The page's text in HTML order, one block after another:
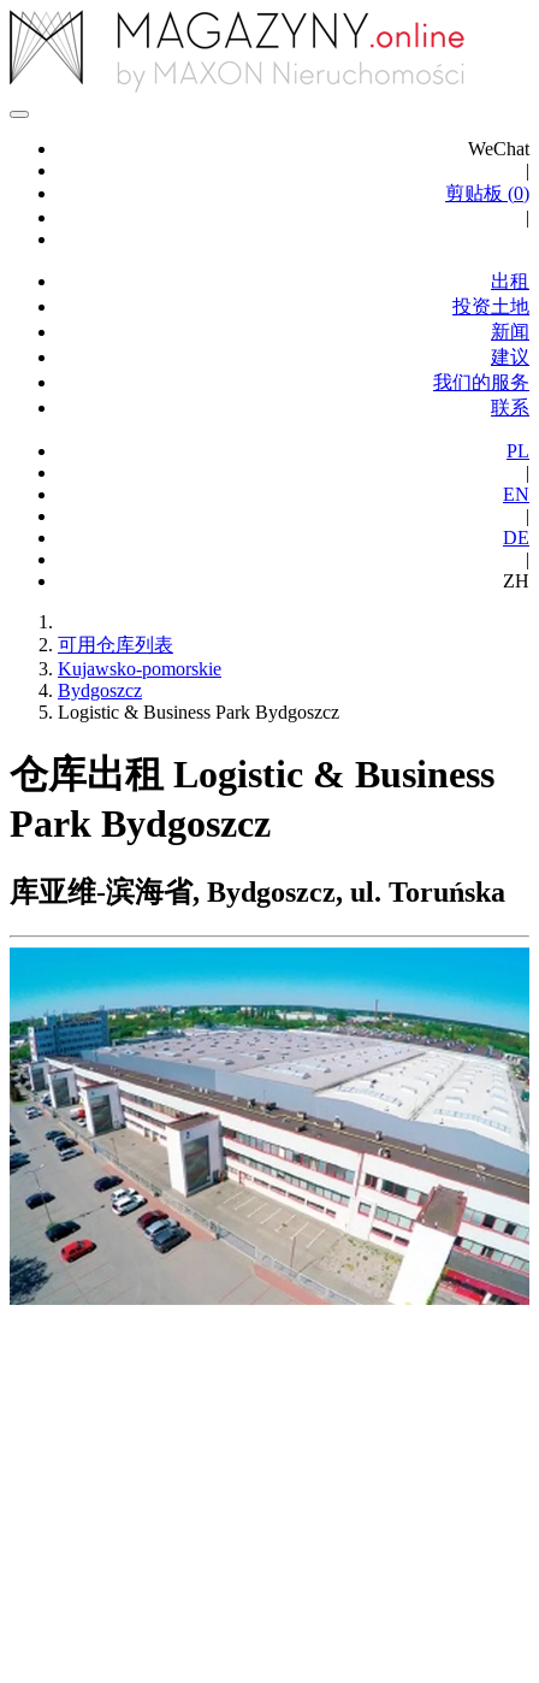
WeChat
|
剪贴板 (0)
|
出租
投资土地
新闻
建议
我们的服务
联系
PL
|
EN
|
DE
|
ZH
可用仓库列表
Kujawsko-pomorskie
Bydgoszcz
Logistic & Business Park Bydgoszcz
仓库出租 Logistic & Business
Park Bydgoszcz
库亚维-滨海省, Bydgoszcz, ul. Toruńska